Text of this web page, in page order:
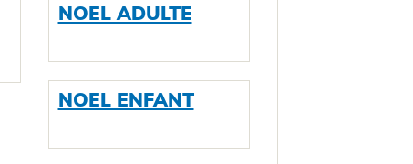
NOEL ADULTE
NOEL ENFANT